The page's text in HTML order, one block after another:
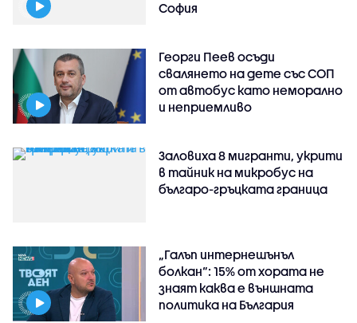
София
Георги Пеев осъди
свалянето на дете със СОП
от автобус като неморално
и неприемливо
Заловиха 8 мигранти, укрити
в тайник на микробус на
българо-гръцката граница
„Галъп интернешънъл
болкан“: 15% от хората не
знаят каква е външната
политика на България